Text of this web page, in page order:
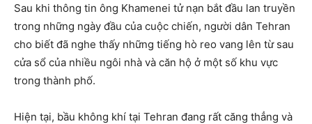
Sau khi thông tin ông Khamenei tử nạn bắt đầu lan truyền
trong những ngày đầu của cuộc chiến, người dân Tehran
cho biết đã nghe thấy những tiếng hò reo vang lên từ sau
cửa sổ của nhiều ngôi nhà và căn hộ ở một số khu vực
trong thành phố.
Hiện tại, bầu không khí tại Tehran đang rất căng thẳng và